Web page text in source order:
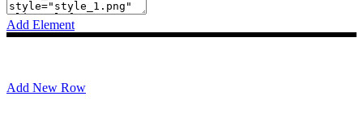
Add Element
Add New Row